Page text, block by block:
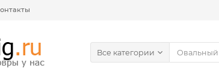
Все категории